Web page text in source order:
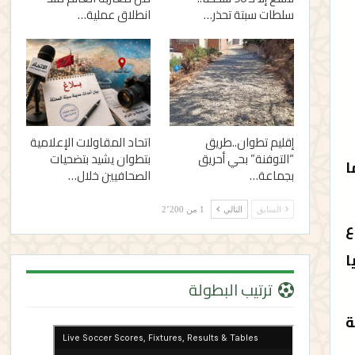
سلطات سبتة تحذر… انطلاق عملية…
إقليم تطوان..طريق
“التوفنة” بحي أحريق
بجماعة…
اتحاد المقاولات الإعلامية
بتطوان يشيد بتضحيات
الصحافيين خلال…
السابق التالي 1 من 2٬200
ترتيب البطولة